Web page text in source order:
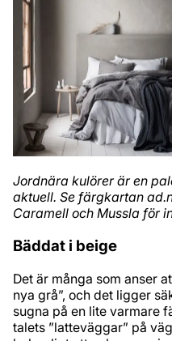
Jordnära kulörer är en
aktuell. Se färgkartan
Caramell och Mussla för
Bäddat i beige
Det är många som anser
nya grå”, och det ligger
sugna på en lite varmare
talets ”latteväggar” på